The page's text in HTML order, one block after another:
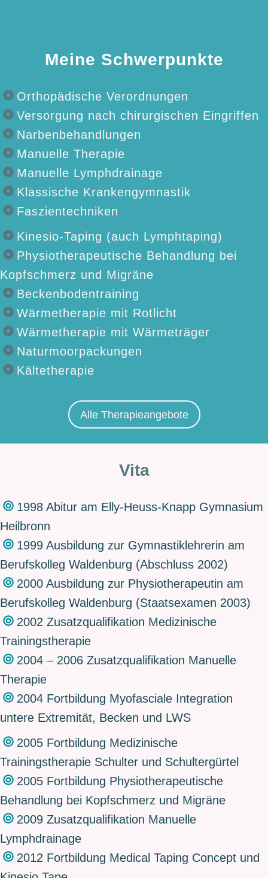
Meine Schwerpunkte
Orthopädische Verordnungen
Versorgung nach chirurgischen Eingriffen
Narbenbehandlungen
Manuelle Therapie
Manuelle Lymphdrainage
Klassische Krankengymnastik
Faszientechniken
Kinesio-Taping (auch Lymphtaping)
Physiotherapeutische Behandlung bei
Kopfschmerz und Migräne
Beckenbodentraining
Wärmetherapie mit Rotlicht
Wärmetherapie mit Wärmeträger
Naturmoorpackungen
Kältetherapie
Alle Therapieangebote
Vita
1998 Abitur am Elly-Heuss-Knapp Gymnasium
Heilbronn
1999 Ausbildung zur Gymnastiklehrerin am
Berufskolleg Waldenburg (Abschluss 2002)
2000 Ausbildung zur Physiotherapeutin am
Berufskolleg Waldenburg (Staatsexamen 2003)
2002 Zusatzqualifikation Medizinische
Trainingstherapie
2004 – 2006 Zusatzqualifikation Manuelle
Therapie
2004 Fortbildung Myofasciale Integration
untere Extremität, Becken und LWS
2005 Fortbildung Medizinische
Trainingstherapie Schulter und Schultergürtel
2005 Fortbildung Physiotherapeutische
Behandlung bei Kopfschmerz und Migräne
2009 Zusatzqualifikation Manuelle
Lymphdrainage
2012 Fortbildung Medical Taping Concept und